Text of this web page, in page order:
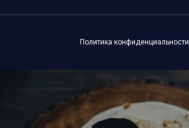
Политика конфиденциальности